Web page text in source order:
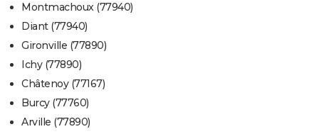
Montmachoux (77940)
Diant (77940)
Gironville (77890)
Ichy (77890)
Châtenoy (77167)
Burcy (77760)
Arville (77890)